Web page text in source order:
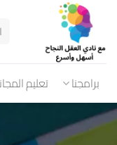
برامجنا تعليم